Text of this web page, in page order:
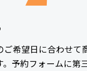
ご希望日に合わせて
。予約フォームに第